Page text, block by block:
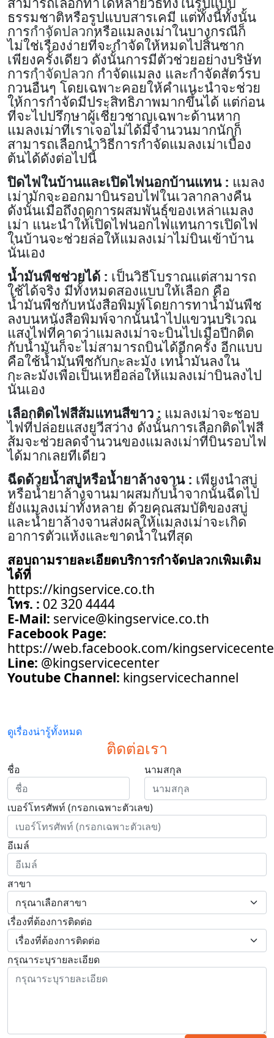
ธรรมชาติหรือรูปแบบสารเคมี แต่ทั้งนี้ทั้งนั้น
การกำจัดปลวกหรือแมลงเม่าในบางกรณีก็
ไม่ใช่เรื่องง่ายที่จะกำจัดให้หมดไปสิ้นซาก
เพียงครั้งเดียว ดังนั้นการมีตัวช่วยอย่างบริษัท
การกำจัดปลวก กำจัดแมลง และกำจัดสัตว์รบ
กวนอื่นๆ โดยเฉพาะคอยให้คำแนะนำจะช่วย
ให้การกำจัดมีประสิทธิภาพมากขึ้นได้ แต่ก่อน
ที่จะไปปรึกษาผู้เชี่ยวชาญเฉพาะด้านหาก
แมลงเม่าที่เราเจอไม่ได้มีจำนวนมากนักก็
สามารถเลือกนำวิธีการกำจัดแมลงเม่าเบื้อง
ต้นได้ดังต่อไปนี้
ปิดไฟในบ้านและเปิดไฟนอกบ้านแทน : แมลง
เม่ามักจะออกมาบินรอบไฟในเวลากลางคืน
ดังนั้นเมื่อถึงฤดูการผสมพันธุ์ของเหล่าแมลง
เม่า แนะนำให้เปิดไฟนอกไฟแทนการเปิดไฟ
ในบ้านจะช่วยล่อให้แมลงเม่าไม่บินเข้าบ้าน
นั่นเอง
น้ำมันพืชช่วยได้ : เป็นวิธีโบราณแต่สามารถ
ใช้ได้จริง มีทั้งหมดสองแบบให้เลือก คือ
น้ำมันพืชกับหนังสือพิมพ์โดยการทาน้ำมันพืช
ลงบนหนังสือพิมพ์จากนั้นนำไปแขวนบริเวณ
แสงไฟที่คาดว่าแมลงเม่าจะบินไปเมื่อปีกติด
กับน้ำมันก็จะไม่สามารถบินได้อีกครั้ง อีกแบบ
คือใช้น้ำมันพืชกับกะละมัง เทน้ำมันลงใน
กะละมังเพื่อเป็นเหยื่อล่อให้แมลงเม่าบินลงไป
นั่นเอง
เลือกติดไฟสีส้มแทนสีขาว : แมลงเม่าจะชอบ
ไฟที่ปล่อยแสงยูวีสว่าง ดังนั้นการเลือกติดไฟสี
ส้มจะช่วยลดจำนวนของแมลงเม่าที่บินรอบไฟ
ได้มากเลยทีเดียว
ฉีดด้วยน้ำสบู่หรือน้ำยาล้างจาน : เพียงนำสบู่
หรือน้ำยาล้างจานมาผสมกับน้ำจากนั้นฉีดไป
ยังแมลงเม่าทั้งหลาย ด้วยคุณสมบัติของสบู่
และน้ำยาล้างจานส่งผลให้แมลงเม่าจะเกิด
อาการตัวแห้งและขาดน้ำในที่สุด
สอบถามรายละเอียดบริการกำจัดปลวกเพิมเติม
ได้ที่
https://kingservice.co.th
โทร. : 02 320 4444
E-Mail: service@kingservice.co.th
Facebook Page:
https://web.facebook.com/
Line: @kingservicecenter
Youtube Channel: kingservicechannel
ดูเรื่องน่ารู้ทั้งหมด
ติดต่อเรา
ชื่อ นามสกุล
เบอร์โทรศัพท์ (กรอกเฉพาะตัวเลข)
อีเมล์
สาขา
เรื่องที่ต้องการติดต่อ
กรุณาระบุรายละเอียด